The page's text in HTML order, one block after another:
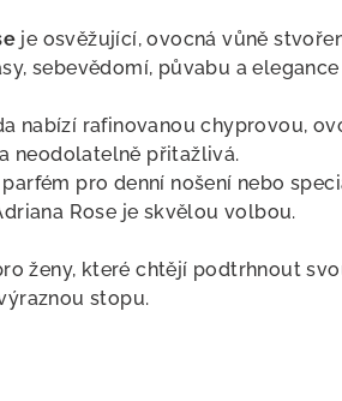
je osvěžující, ovocná vůně
sebevědomí, půvabu a elegance
nabízí rafinovanou chyprovou,
neodolatelně přitažlivá.
pro denní nošení nebo
Rose je skvělou volbou.
ženy, které chtějí podtrhnout
stopu.